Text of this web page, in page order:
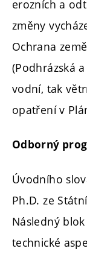
erozních a
změny
Ochrana
(Podhrázská
vodní, tak
opatření v
Odborný
Úvodního
Ph.D. ze
Následný
technické